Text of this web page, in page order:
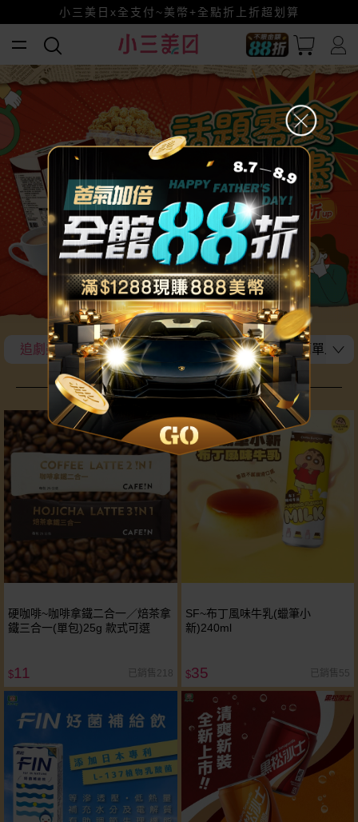
賺美幣~換好禮~立即換GO~
小三美日x全支付~美幣+全點折上折超划算
全館88折爸氣加倍！
追劇美食不藏私大公開 在家也能享受經典美味 簡單上桌~
追劇美食不藏私大公開
硬咖啡~咖啡拿鐵二合一／焙茶拿
鐵三合一(單包)25g 款式可選
$11 已銷售218
SF~布丁風味牛乳(蠟筆小
新)240ml
$35 已銷售55